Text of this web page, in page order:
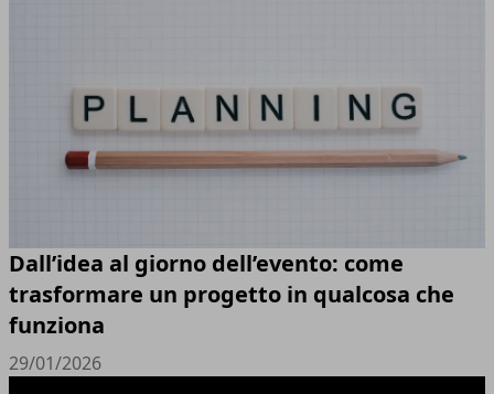
Dall’idea al giorno dell’evento: come
trasformare un progetto in qualcosa che
funziona
29/01/2026